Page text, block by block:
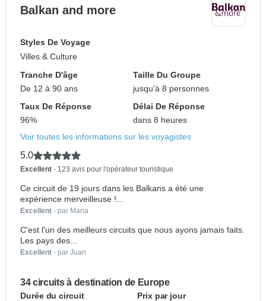
Balkan and more
Styles De Voyage
Villes & Culture
Tranche D'âge
De 12 à 90 ans
Taille Du Groupe
jusqu'à 8 personnes
Taux De Réponse
96%
Délai De Réponse
dans 8 heures
Voir toutes les informations sur les voyagistes
5.0
Excellent - 123 avis pour l'opérateur touristique
Ce circuit de 19 jours dans les Balkans a été une
expérience merveilleuse !...
Excellent - par Maria
C'est l'un des meilleurs circuits que nous ayons jamais faits.
Les pays des...
Excellent - par Juan
34 circuits à destination de Europe
Durée du circuit
Prix par jour